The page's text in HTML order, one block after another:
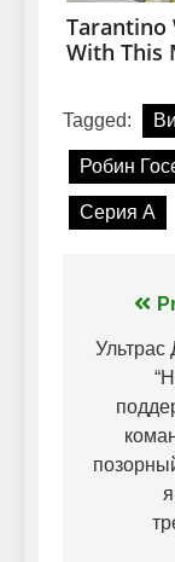
Tagged:
Робин
Серия А
Ультрас